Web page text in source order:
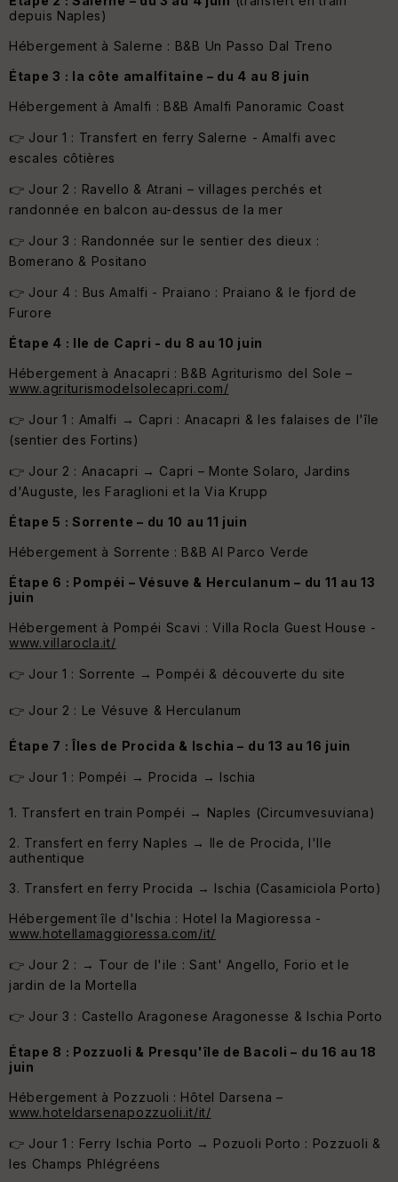
depuis Naples)
Hébergement à Salerne : B&B Un Passo Dal Treno
Étape 3 : la côte amalfitaine – du 4 au 8 juin
Hébergement à Amalfi : B&B Amalfi Panoramic Coast
👉 Jour 1 : Transfert en ferry Salerne - Amalfi avec
escales côtières
👉 Jour 2 : Ravello & Atrani – villages perchés et
randonnée en balcon au-dessus de la mer
👉 Jour 3 : Randonnée sur le sentier des dieux :
Bomerano & Positano
👉 Jour 4 : Bus Amalfi - Praiano : Praiano & le fjord de
Furore
Étape 4 : Ile de Capri - du 8 au 10 juin
Hébergement à Anacapri : B&B Agriturismo del Sole –
www.agriturismodelsolecapri.com/
👉 Jour 1 : Amalfi → Capri : Anacapri & les falaises de l'île
(sentier des Fortins)
👉 Jour 2 : Anacapri → Capri – Monte Solaro, Jardins
d'Auguste, les Faraglioni et la Via Krupp
Étape 5 : Sorrente – du 10 au 11 juin
Hébergement à Sorrente : B&B Al Parco Verde
Étape 6 : Pompéi – Vésuve & Herculanum – du 11 au 13
juin
Hébergement à Pompéi Scavi : Villa Rocla Guest House -
www.villarocla.it/
👉 Jour 1 : Sorrente → Pompéi & découverte du site
👉 Jour 2 : Le Vésuve & Herculanum
Étape 7 : Îles de Procida & Ischia – du 13 au 16 juin
👉 Jour 1 : Pompéi → Procida → Ischia
1. Transfert en train Pompéi → Naples (Circumvesuviana)
2. Transfert en ferry Naples → Ile de Procida, l'Ile
authentique
3. Transfert en ferry Procida → Ischia (Casamiciola Porto)
Hébergement île d'Ischia : Hotel la Magioressa -
www.hotellamaggioressa.com/it/
👉 Jour 2 : → Tour de l'ile : Sant' Angello, Forio et le
jardin de la Mortella
👉 Jour 3 : Castello Aragonese Aragonesse & Ischia Porto
Étape 8 : Pozzuoli & Presqu'île de Bacoli – du 16 au 18
juin
Hébergement à Pozzuoli : Hôtel Darsena –
www.hoteldarsenapozzuoli.it/it/
👉 Jour 1 : Ferry Ischia Porto → Pozuoli Porto : Pozzuoli &
les Champs Phlégréens